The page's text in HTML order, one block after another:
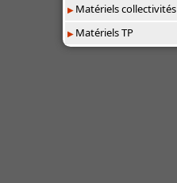
Matériels collectivités
Matériels TP